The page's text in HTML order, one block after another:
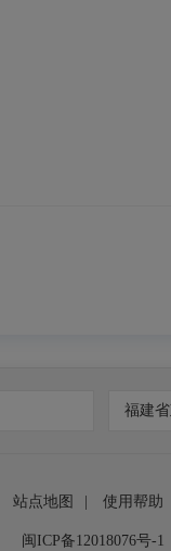
福建
站点地图 使用帮助
闽ICP备12018076号-1